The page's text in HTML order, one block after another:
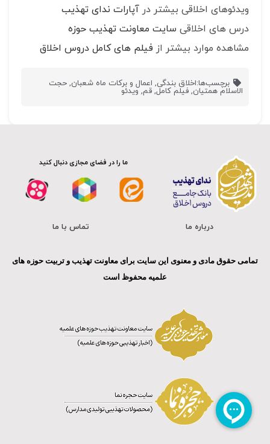
ویدئوهای اخلاقی بیشتر در آپارات ندای تهذیب
درس های اخلاقی سایت معاونت تهذیب حوزه
مشاهده موارد بیشتر از فیلم های کامل دروس اخلاق
برچسب‌ها:اخلاق بندگی, اعمال و برکات ماه شعبان,حجت
الاسلام همتیان, فیلم کامل, قم,ویدئو
ما را در فضای مجازی دنبال کنید
درباره ما تماس با ما
تمامی حقوق مادی و معنوی این سایت برای معاونت تهذیب و تربیت حوزه های
علمیه محفوظ است